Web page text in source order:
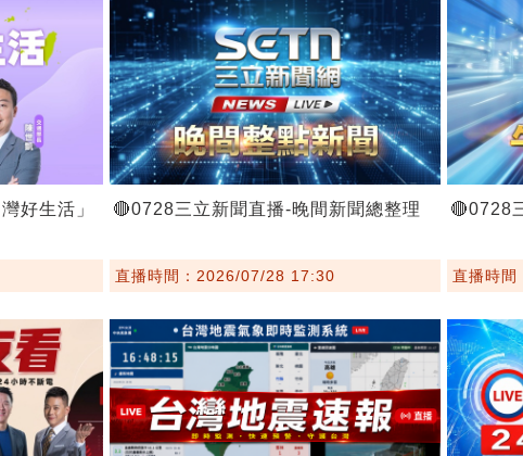
好生活」
🔴0728三立新聞直播-晚間新聞總整理
直播時間：2026/07/28 17:30
🔴0728
直播時